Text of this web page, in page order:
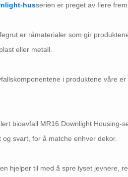
husserien er preget av flere
er råmaterialer som gir
eller metall.
i produktene våre
bioavfall MR16 Downlight Housing-
svart, for å matche enhver dekor.
hjelper til med å spre lyset jevnere,